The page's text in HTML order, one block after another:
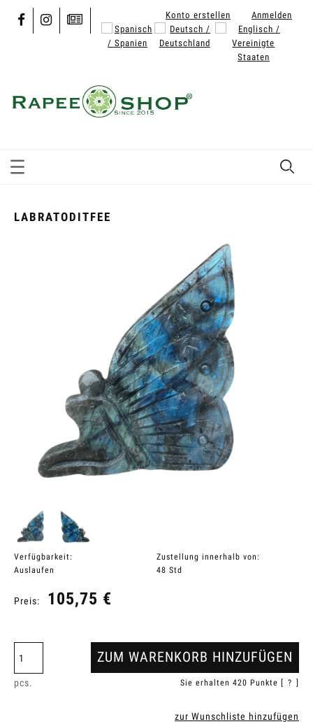
Konto erstellen Anmelden
LABRATODITFEE
Verfügbarkeit:
Auslaufen
Zustellung innerhalb von:
48 Std
Preis: 105,75 €
pcs.
ZUM WARENKORB HINZUFÜGEN
Sie erhalten 420 Punkte [ ? ]
zur Wunschliste hinzufügen